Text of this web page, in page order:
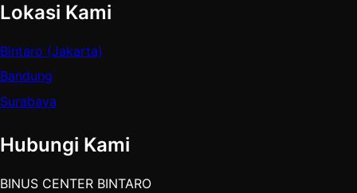
Lokasi Kami
Bintaro (Jakarta)
Bandung
Surabaya
Hubungi Kami
BINUS CENTER BINTARO